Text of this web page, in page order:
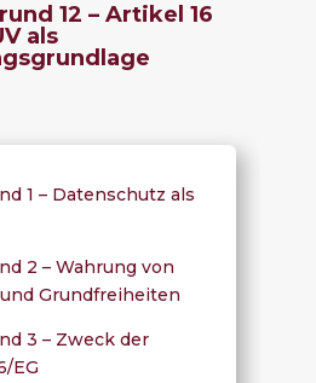
12 – Artikel 16
als
1 – Datenschutz als
2 – Wahrung von
Grundfreiheiten
3 – Zweck der
EG